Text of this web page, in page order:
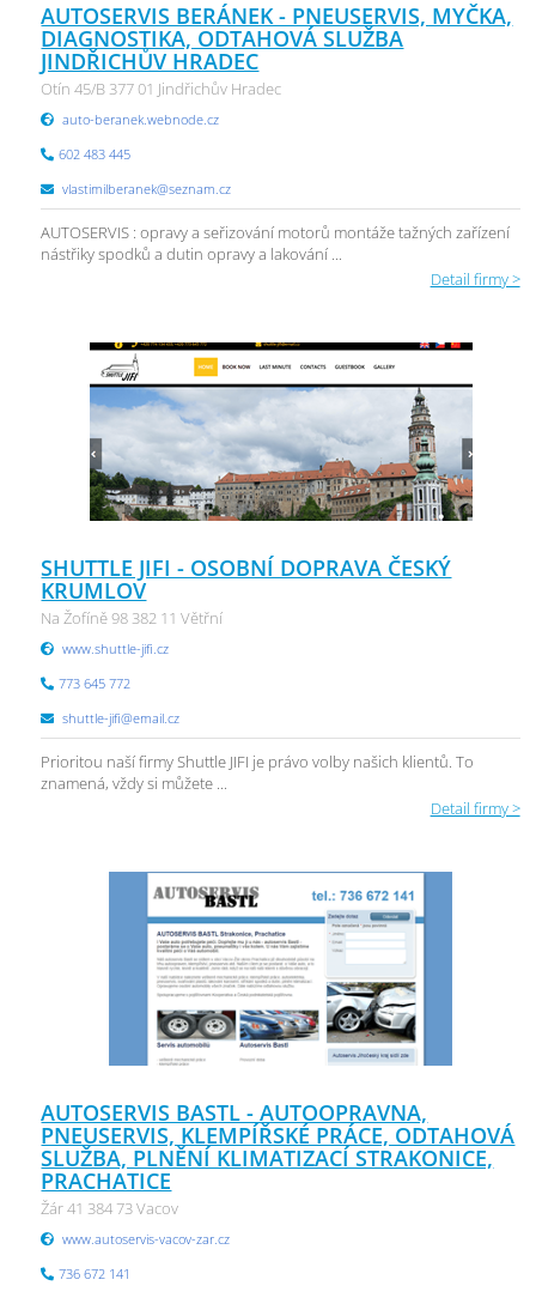
AUTOSERVIS BERÁNEK - PNEUSERVIS, MYČKA,
DIAGNOSTIKA, ODTAHOVÁ SLUŽBA
JINDŘICHŮV HRADEC
Otín 45/B 377 01 Jindřichův Hradec
auto-beranek.webnode.cz
602 483 445
vlastimilberanek@seznam.cz
AUTOSERVIS : opravy a seřizování motorů montáže tažných zařízení
nástřiky spodků a dutin opravy a lakování ...
Detail firmy >
SHUTTLE JIFI - OSOBNÍ DOPRAVA ČESKÝ
KRUMLOV
Na Žofíně 98 382 11 Větřní
www.shuttle-jifi.cz
773 645 772
shuttle-jifi@email.cz
Prioritou naší firmy Shuttle JIFI je právo volby našich klientů. To
znamená, vždy si můžete ...
Detail firmy >
AUTOSERVIS BASTL - AUTOOPRAVNA,
PNEUSERVIS, KLEMPÍŘSKÉ PRÁCE, ODTAHOVÁ
SLUŽBA, PLNĚNÍ KLIMATIZACÍ STRAKONICE,
PRACHATICE
Žár 41 384 73 Vacov
www.autoservis-vacov-zar.cz
736 672 141